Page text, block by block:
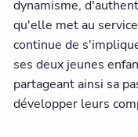
dynamisme,
qu'elle met au
continue de
ses deux jeunes
partageant ainsi sa
développer leurs